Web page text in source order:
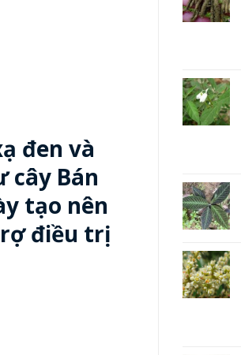
đen và
cây Bán
tạo nên
điều trị